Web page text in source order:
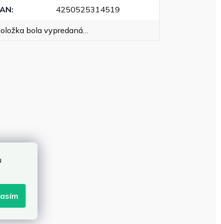
: 4250525314519
bola vypredaná…